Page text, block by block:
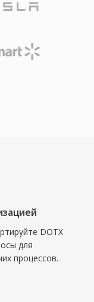
DOTX
для
процессов.